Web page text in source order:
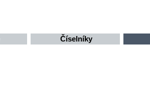
Číselníky